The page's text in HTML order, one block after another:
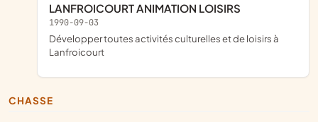
LANFROICOURT ANIMATION LOISIRS
1990-09-03
Développer toutes activités culturelles et de loisirs à
Lanfroicourt
CHASSE